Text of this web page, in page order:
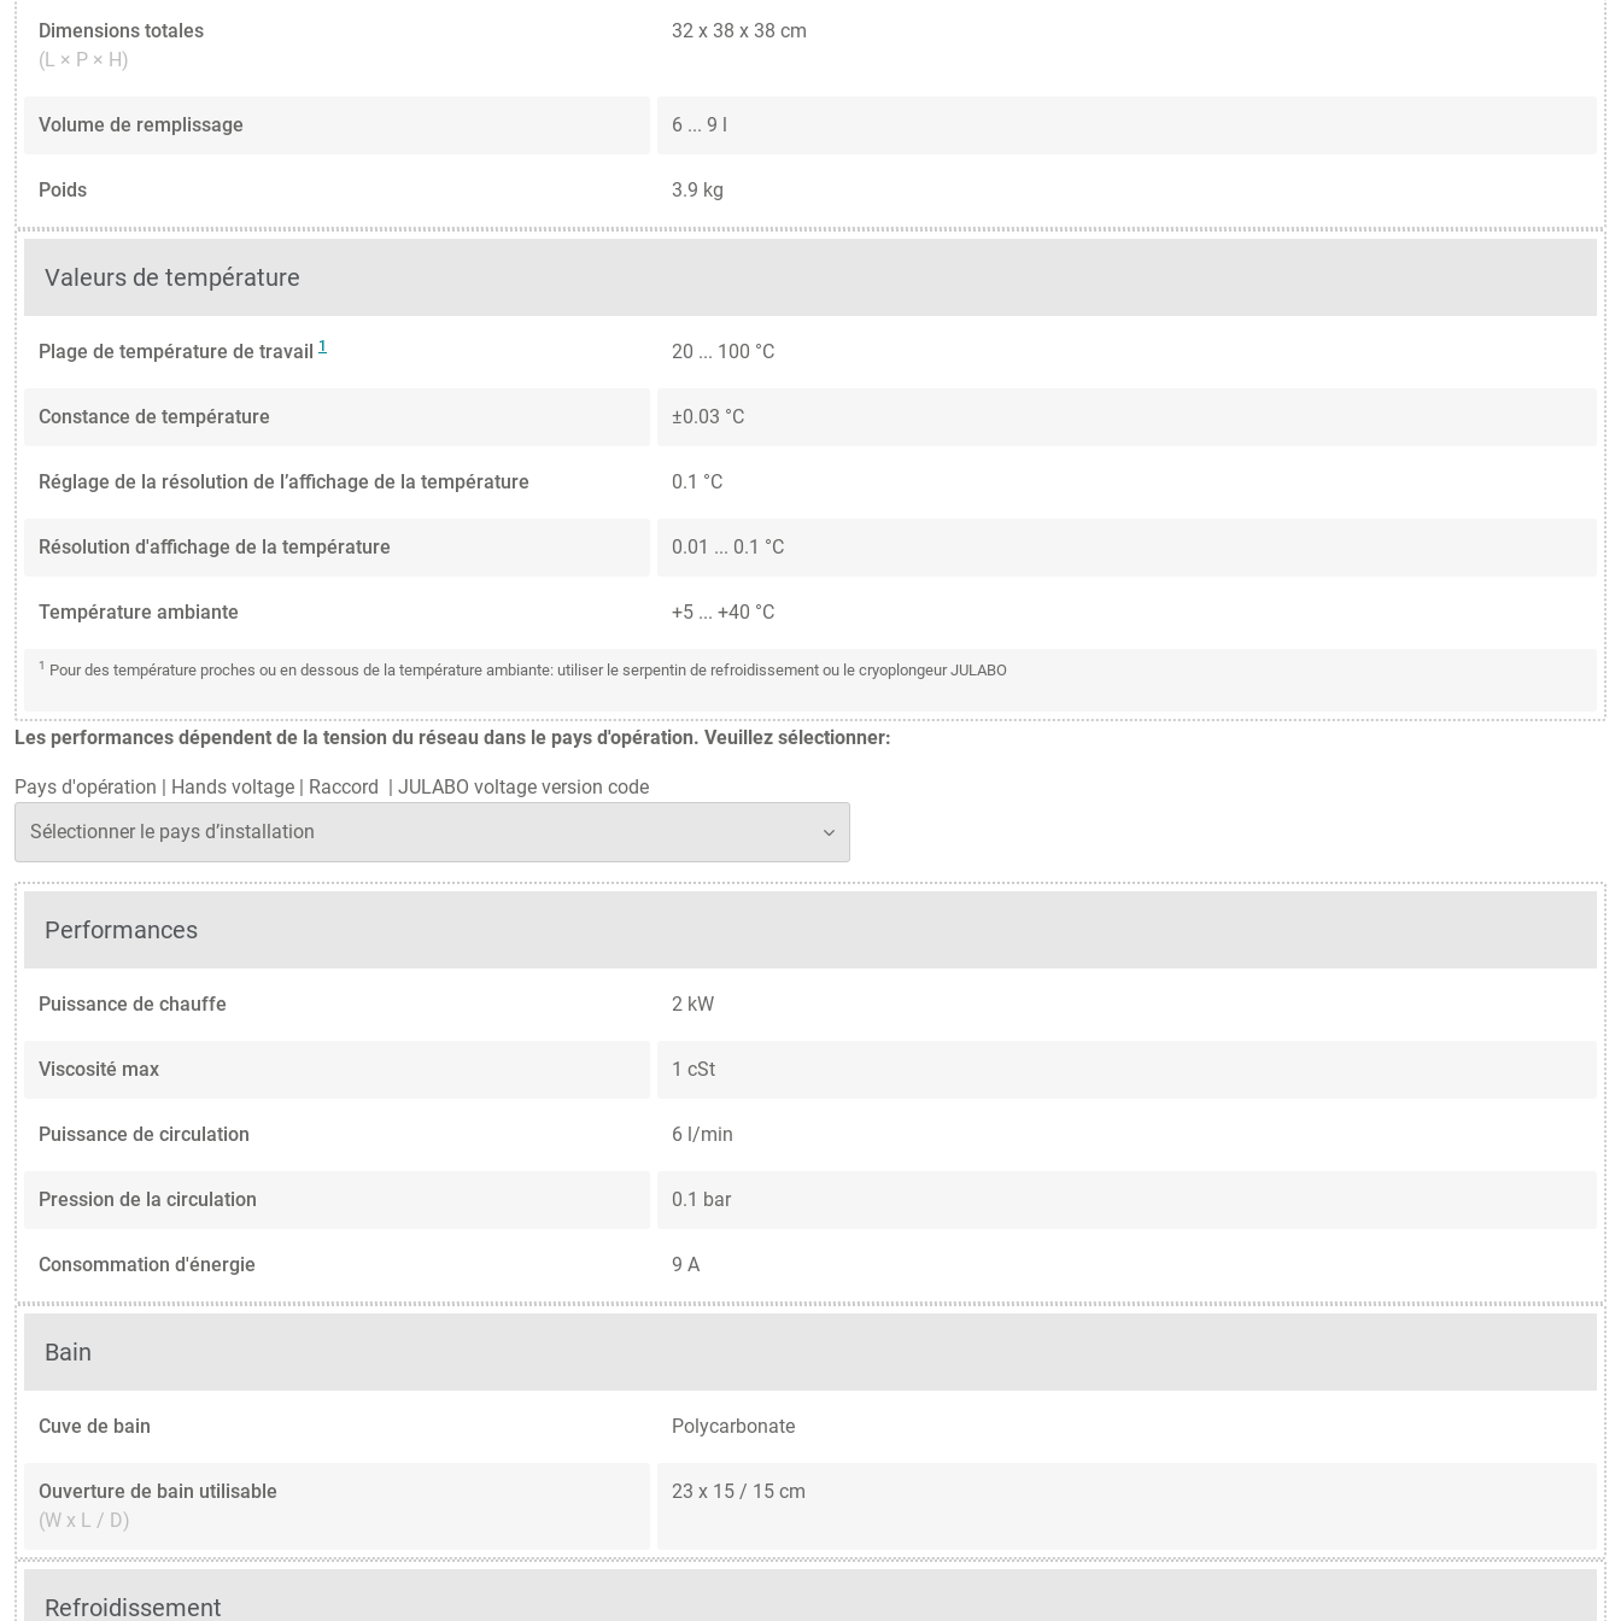
Dimensions totales
(L × P × H)
32 x 38 x 38 cm
Volume de remplissage 6 ... 9 l
Poids 3.9 kg
Valeurs de température
Plage de température de travail 1 20 ... 100 °C
Constance de température ±0.03 °C
Réglage de la résolution de l’affichage de la température 0.1 °C
Résolution d'affichage de la température 0.01 ... 0.1 °C
Température ambiante +5 ... +40 °C
1 Pour des température proches ou en dessous de la température ambiante: utiliser le serpentin de refroidissement ou le cryoplongeur JULABO
Les performances dépendent de la tension du réseau dans le pays d'opération. Veuillez sélectionner:
Pays d'opération | Hands voltage | Raccord | JULABO voltage version code
Performances
Puissance de chauffe 2 kW
Viscosité max 1 cSt
Puissance de circulation 6 l/min
Pression de la circulation 0.1 bar
Consommation d'énergie 9 A
Bain
Cuve de bain Polycarbonate
Ouverture de bain utilisable
(W x L / D)
23 x 15 / 15 cm
Refroidissement